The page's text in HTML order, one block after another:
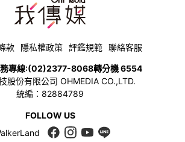
款 隱私權政策 評鑑規範 聯絡客服
專線:(02)2377-8068轉分機 6554
股份有限公司 OHMEDIA CO.,LTD.
統編：82884789
FOLLOW US